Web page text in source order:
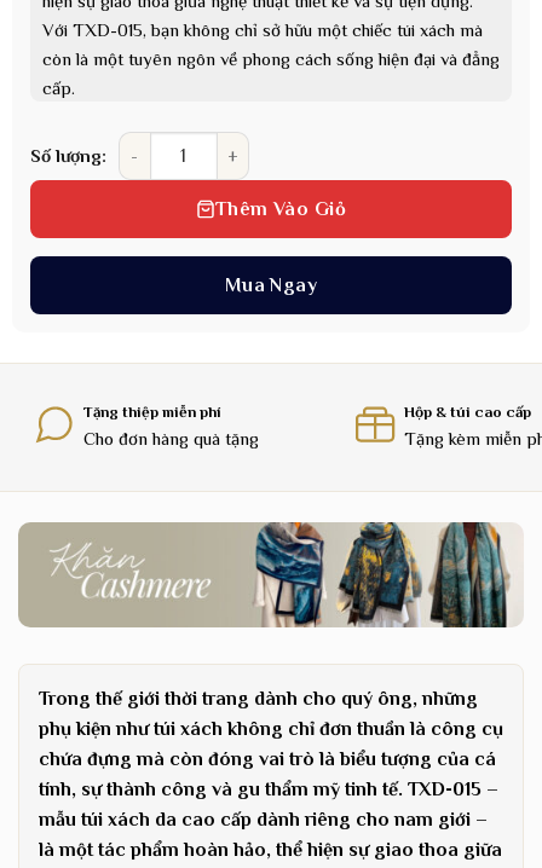
Với TXD-015, bạn không chỉ sở hữu một chiếc túi xách mà
còn là một tuyên ngôn về phong cách sống hiện đại và đẳng
cấp.
Số lượng:
Túi xách da cao cấp cho nam TXD-015 làm quà tặng
Thêm Vào Giỏ
Mua Ngay
Tặng thiệp miễn phí
Cho đơn hàng quà tặng
Hộp & túi cao cấp
Tặng kèm miễn
Trong thế giới thời trang dành cho quý ông, những
phụ kiện như túi xách không chỉ đơn thuần là công cụ
chứa đựng mà còn đóng vai trò là biểu tượng của cá
tính, sự thành công và gu thẩm mỹ tinh tế. TXD-015 –
mẫu túi xách da cao cấp dành riêng cho nam giới –
là một tác phẩm hoàn hảo, thể hiện sự giao thoa giữa